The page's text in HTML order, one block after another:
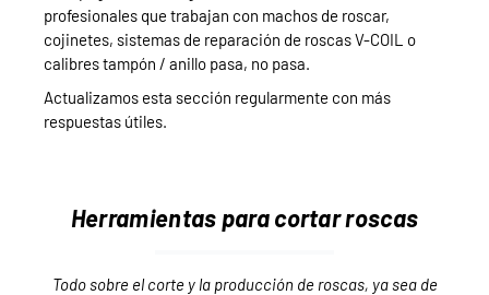
profesionales que trabajan con machos de roscar,
cojinetes, sistemas de reparación de roscas V-COIL o
calibres tampón / anillo pasa, no pasa.
Actualizamos esta sección regularmente con más
respuestas útiles.
Herramientas para cortar roscas
Todo sobre el corte y la producción de roscas, ya sea de